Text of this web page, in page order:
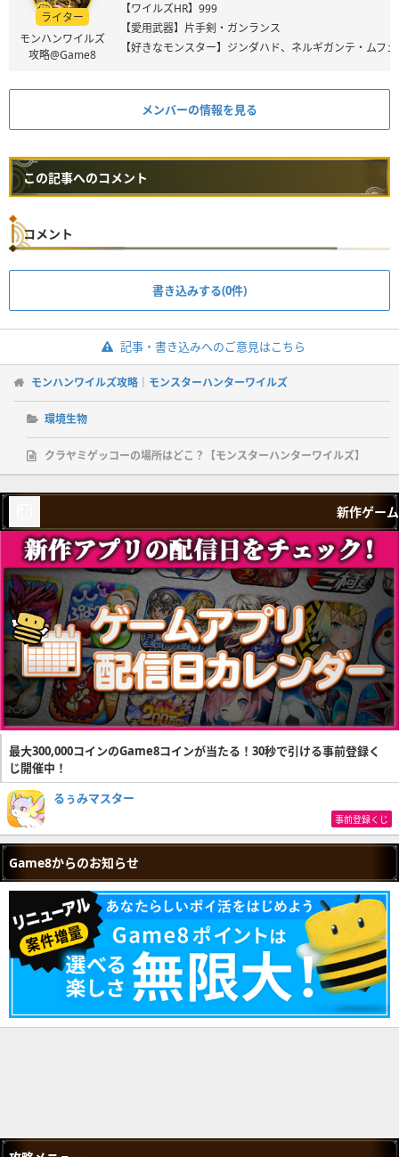
ライター
モンハンワイルズ
攻略@Game8
【ワイルズHR】999
【愛用武器】片手剣・ガンランス
【好きなモンスター】ジンダハド、ネルギガンテ・ムフ
メンバーの情報を見る
この記事へのコメント
コメント
書き込みする(0件)
記事・書き込みへのご意見はこちら
モンハンワイルズ攻略｜モンスターハンターワイルズ
環境生物
クラヤミゲッコーの場所はどこ？【モンスターハンターワイルズ】
新作ゲーム
最大300,000コインのGame8コインが当たる！30秒で引ける事前登録く
じ開催中！
るぅみマスター
事前登録くじ
Game8からのお知らせ